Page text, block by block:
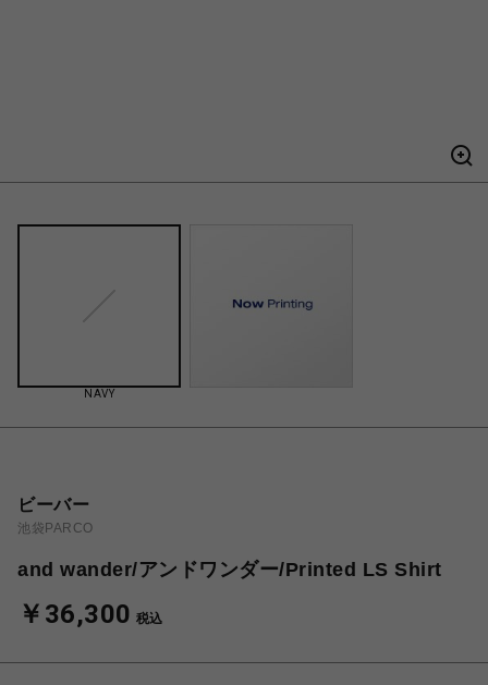
NAVY
ビーバー
池袋PARCO
and wander/アンドワンダー/Printed LS Shirt
￥36,300 税込